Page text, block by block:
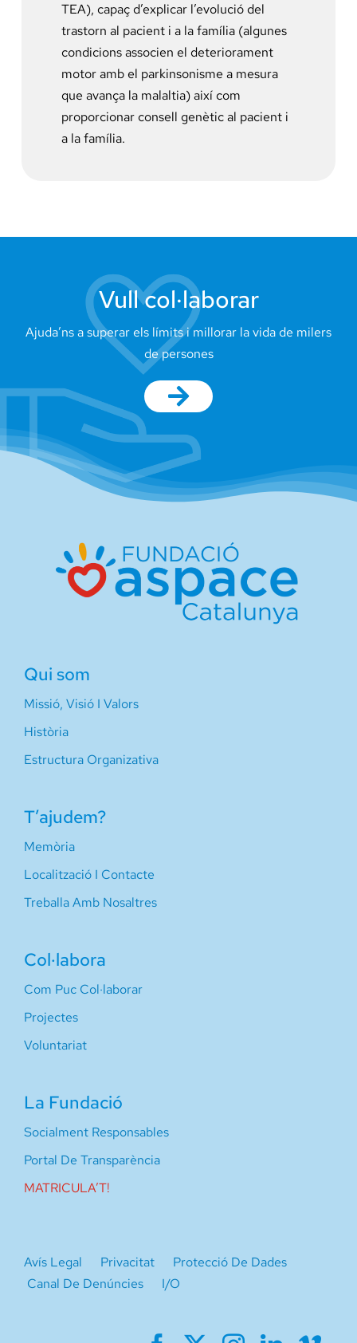
TEA), capaç d’explicar l’evolució del
trastorn al pacient i a la família (algunes
condicions associen el deteriorament
motor amb el parkinsonisme a mesura
que avança la malaltia) així com
proporcionar consell genètic al pacient i
a la família.
Vull col·laborar
Ajuda’ns a superar els límits i millorar la vida de milers
de persones
Qui som
Missió, Visió I Valors
Història
Estructura Organizativa
T’ajudem?
Memòria
Localització I Contacte
Treballa Amb Nosaltres
Col·labora
Com Puc Col·laborar
Projectes
Voluntariat
La Fundació
Socialment Responsables
Portal De Transparència
MATRICULA’T!
Avís Legal Privacitat
Protecció De Dades
Canal De Denúncies
I/O